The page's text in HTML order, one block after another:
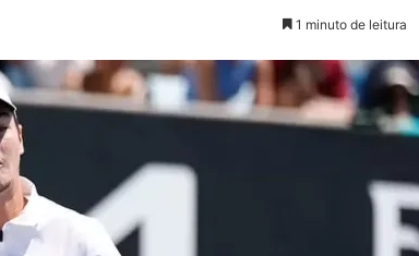
1 minuto de leitura